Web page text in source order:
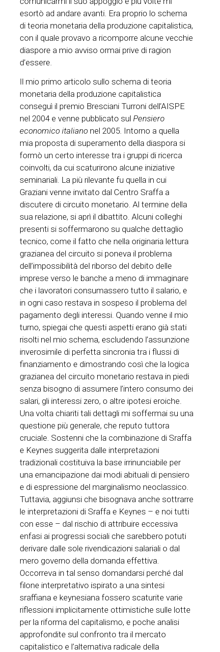
esortò ad andare avanti. Era proprio lo schema
di teoria monetaria della produzione capitalistica,
con il quale provavo a ricomporre alcune vecchie
diaspore a mio avviso ormai prive di ragion
d’essere.
Il mio primo articolo sullo schema di teoria
monetaria della produzione capitalistica
conseguì il premio Bresciani Turroni dell’AISPE
nel 2004 e venne pubblicato sulPensiero
economico italiano nel 2005. Intorno a quella
mia proposta di superamento della diaspora si
formò un certo interesse tra i gruppi di ricerca
coinvolti, da cui scaturirono alcune iniziative
seminariali. La più rilevante fu quella in cui
Graziani venne invitato dal Centro Sraffa a
discutere di circuito monetario. Al termine della
sua relazione, si aprì il dibattito. Alcuni colleghi
presenti si soffermarono su qualche dettaglio
tecnico, come il fatto che nella originaria lettura
grazianea del circuito si poneva il problema
dell’impossibilità del riborso del debito delle
imprese verso le banche a meno di immaginare
che i lavoratori consumassero tutto il salario, e
in ogni caso restava in sospeso il problema del
pagamento degli interessi. Quando venne il mio
turno, spiegai che questi aspetti erano già stati
risolti nel mio schema, escludendo l’assunzione
inverosimile di perfetta sincronia tra i flussi di
finanziamento e dimostrando così che la logica
grazianea del circuito monetario restava in piedi
senza bisogno di assumere l’intero consumo dei
salari, gli interessi zero, o altre ipotesi eroiche.
Una volta chiariti tali dettagli mi soffermai su una
questione più generale, che reputo tuttora
cruciale. Sostenni che la combinazione di Sraffa
e Keynes suggerita dalle interpretazioni
tradizionali costituiva la base irrinunciabile per
una emancipazione dai modi abituali di pensiero
e di espressione del marginalismo neoclassico.
Tuttavia, aggiunsi che bisognava anche sottrarre
le interpretazioni di Sraffa e Keynes – e noi tutti
con esse – dal rischio di attribuire eccessiva
enfasi ai progressi sociali che sarebbero potuti
derivare dalle sole rivendicazioni salariali o dal
mero governo della domanda effettiva.
Occorreva in tal senso domandarsi perché dal
filone interpretativo ispirato a una sintesi
sraffiana e keynesiana fossero scaturite varie
riflessioni implicitamente ottimistiche sulle lotte
per la riforma del capitalismo, e poche analisi
approfondite sul confronto tra il mercato
capitalistico e l’alternativa radicale della